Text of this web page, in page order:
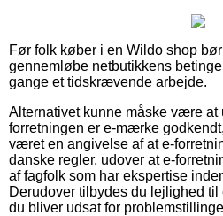
Før folk køber i en Wildo shop
gennemløbe netbutikkens
gange et tidskrævende arbejde.
Alternativet kunne måske være
forretningen er e-mærke
været en angivelse af at e-
danske regler, udover at e-
af fagfolk som har ekspertise
Derudover tilbydes du lejlighed
du bliver udsat for